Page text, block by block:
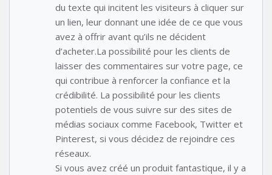
du texte qui incitent les visiteurs à cliquer sur
un lien, leur donnant une idée de ce que vous
avez à offrir avant qu’ils ne décident
d’acheter.La possibilité pour les clients de
laisser des commentaires sur votre page, ce
qui contribue à renforcer la confiance et la
crédibilité. La possibilité pour les clients
potentiels de vous suivre sur des sites de
médias sociaux comme Facebook, Twitter et
Pinterest, si vous décidez de rejoindre ces
réseaux.
Si vous avez créé un produit fantastique, il y a